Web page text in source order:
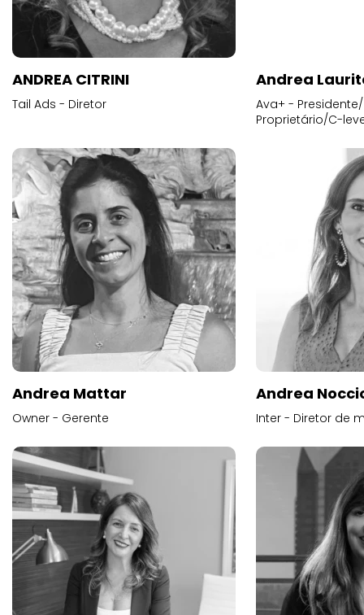
ANDREA CITRINI
Tail Ads - Diretor
Andrea
Ava+ -
Proprietário/C-
Andrea Mattar
Owner - Gerente
Andrea
Inter - Diretor de